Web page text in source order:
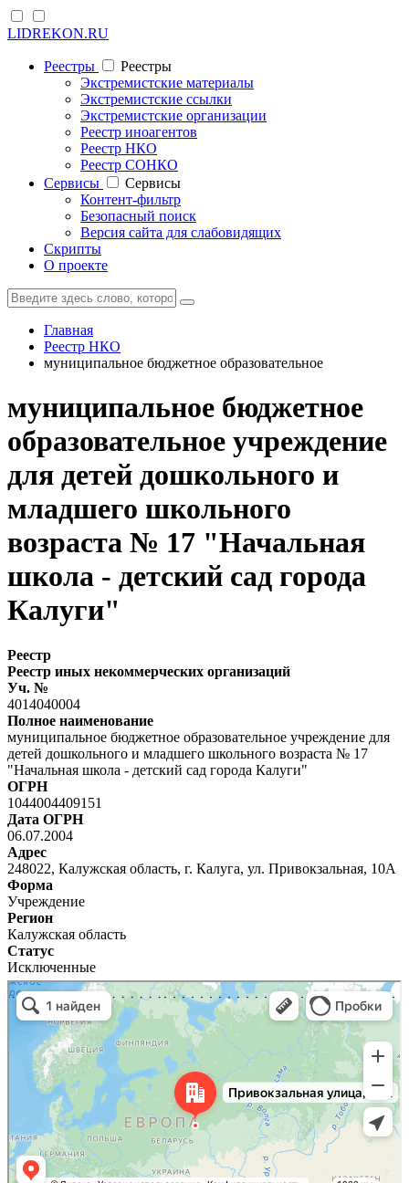
LIDREKON.RU
Реестры
Реестры
Экстремистские материалы
Экстремистские ссылки
Экстремистские организации
Реестр иноагентов
Реестр НКО
Реестр СОНКО
Cервисы
Cервисы
Контент-фильтр
Безопасный поиск
Версия сайта для слабовидящих
Скрипты
О проекте
Главная
Реестр НКО
муниципальное бюджетное образовательное
муниципальное бюджетное
образовательное учреждение
для детей дошкольного и
младшего школьного
возраста № 17 "Начальная
школа - детский сад города
Калуги"
Реестр
Реестр иных некоммерческих организаций
Уч. №
4014040004
Полное наименование
муниципальное бюджетное образовательное учреждение для
детей дошкольного и младшего школьного возраста № 17
"Начальная школа - детский сад города Калуги"
ОГРН
1044004409151
Дата ОГРН
06.07.2004
Адрес
248022, Калужская область, г. Калуга, ул. Привокзальная, 10А
Форма
Учреждение
Регион
Калужская область
Статус
Исключенные